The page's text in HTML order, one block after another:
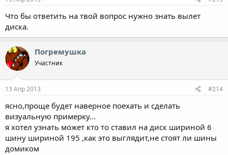
Что бы ответить на твой вопрос нужно знать вылет
диска.
Погремушка
Участник
13 Апр 2013 #214
ясно,проще будет наверное поехать и сделать
визуальную примерку...
я хотел узнать может кто то ставил на диск шириной 6
шину шириной 195 ,как это выглядит,не стоят ли шины
домиком